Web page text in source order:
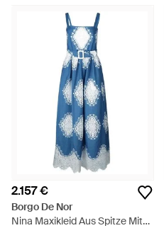
2.157 €
Borgo De Nor
Nina Maxikleid Aus Spitze Mit